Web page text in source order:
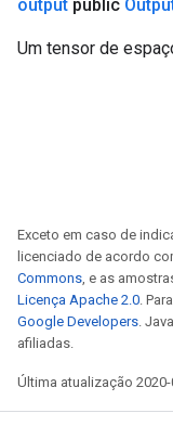
output public
Um tensor de
Exceto em caso de
licenciado de acordo
Commons, e as
Licença Apache 2.0.
Google Developers.
afiliadas.
Última atualização 2020-